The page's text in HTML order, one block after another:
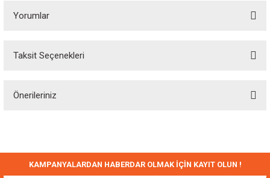
Yorumlar
Taksit Seçenekleri
Önerileriniz
KAMPANYALARDAN HABERDAR OLMAK İÇİN KAYIT OLUN !